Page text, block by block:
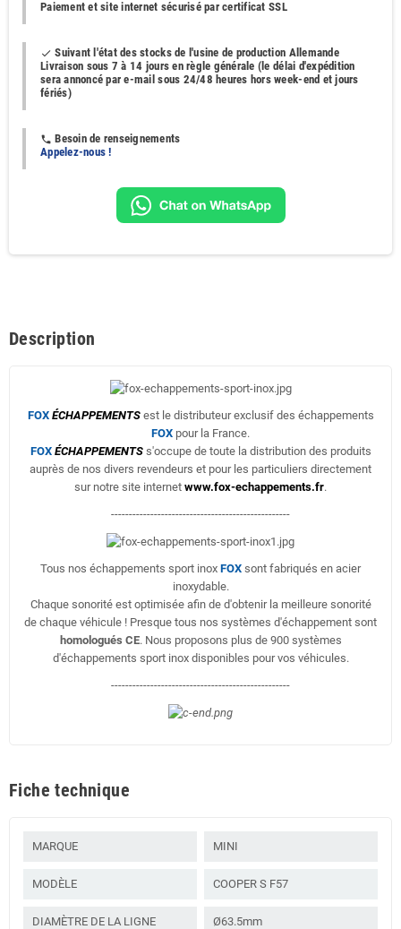
Paiement et site internet sécurisé par certificat SSL
done Suivant l'état des stocks de l'usine de production Allemande
Livraison sous 7 à 14 jours en règle générale (le délai d'expédition
sera annoncé par e-mail sous 24/48 heures hors week-end et jours
fériés)
phone Besoin de renseignements
Appelez-nous !
Description
FOX ÉCHAPPEMENTSest le distributeur exclusif des échappements
FOX pour la France.
FOX ÉCHAPPEMENTSs'occupe de toute la distribution des produits
auprès de nos divers revendeurs et pour les particuliers directement
sur notre site internet www.fox-echappements.fr.
--------------------------------------------------
Tous nos échappements sport inox FOX sont fabriqués en acier
inoxydable.
Chaque sonorité est optimisée afin de d'obtenir la meilleure sonorité
de chaque véhicule ! Presque tous nos systèmes d'échappement sont
homologués CE. Nous proposons plus de 900 systèmes
d'échappements sport inox disponibles pour vos véhicules.
--------------------------------------------------
Fiche technique
MARQUE MINI
MODÈLE COOPER S F57
DIAMÈTRE DE LA LIGNE Ø63.5mm